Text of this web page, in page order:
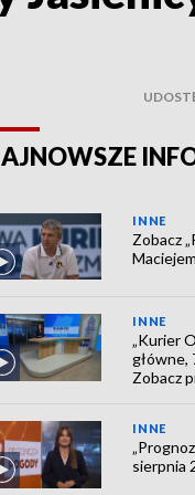
INNE
Zobacz
INNE
„Kurier
główne,
Zobacz
INNE
sierpnia